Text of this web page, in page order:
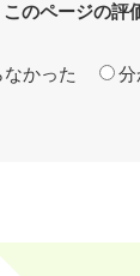
のページの評
かった 分